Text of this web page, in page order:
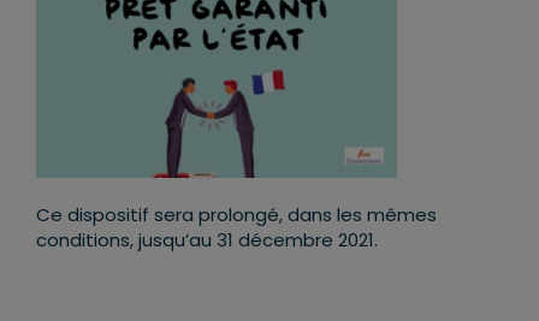
Ce dispositif sera prolongé, dans les mêmes
conditions, jusqu’au 31 décembre 2021.